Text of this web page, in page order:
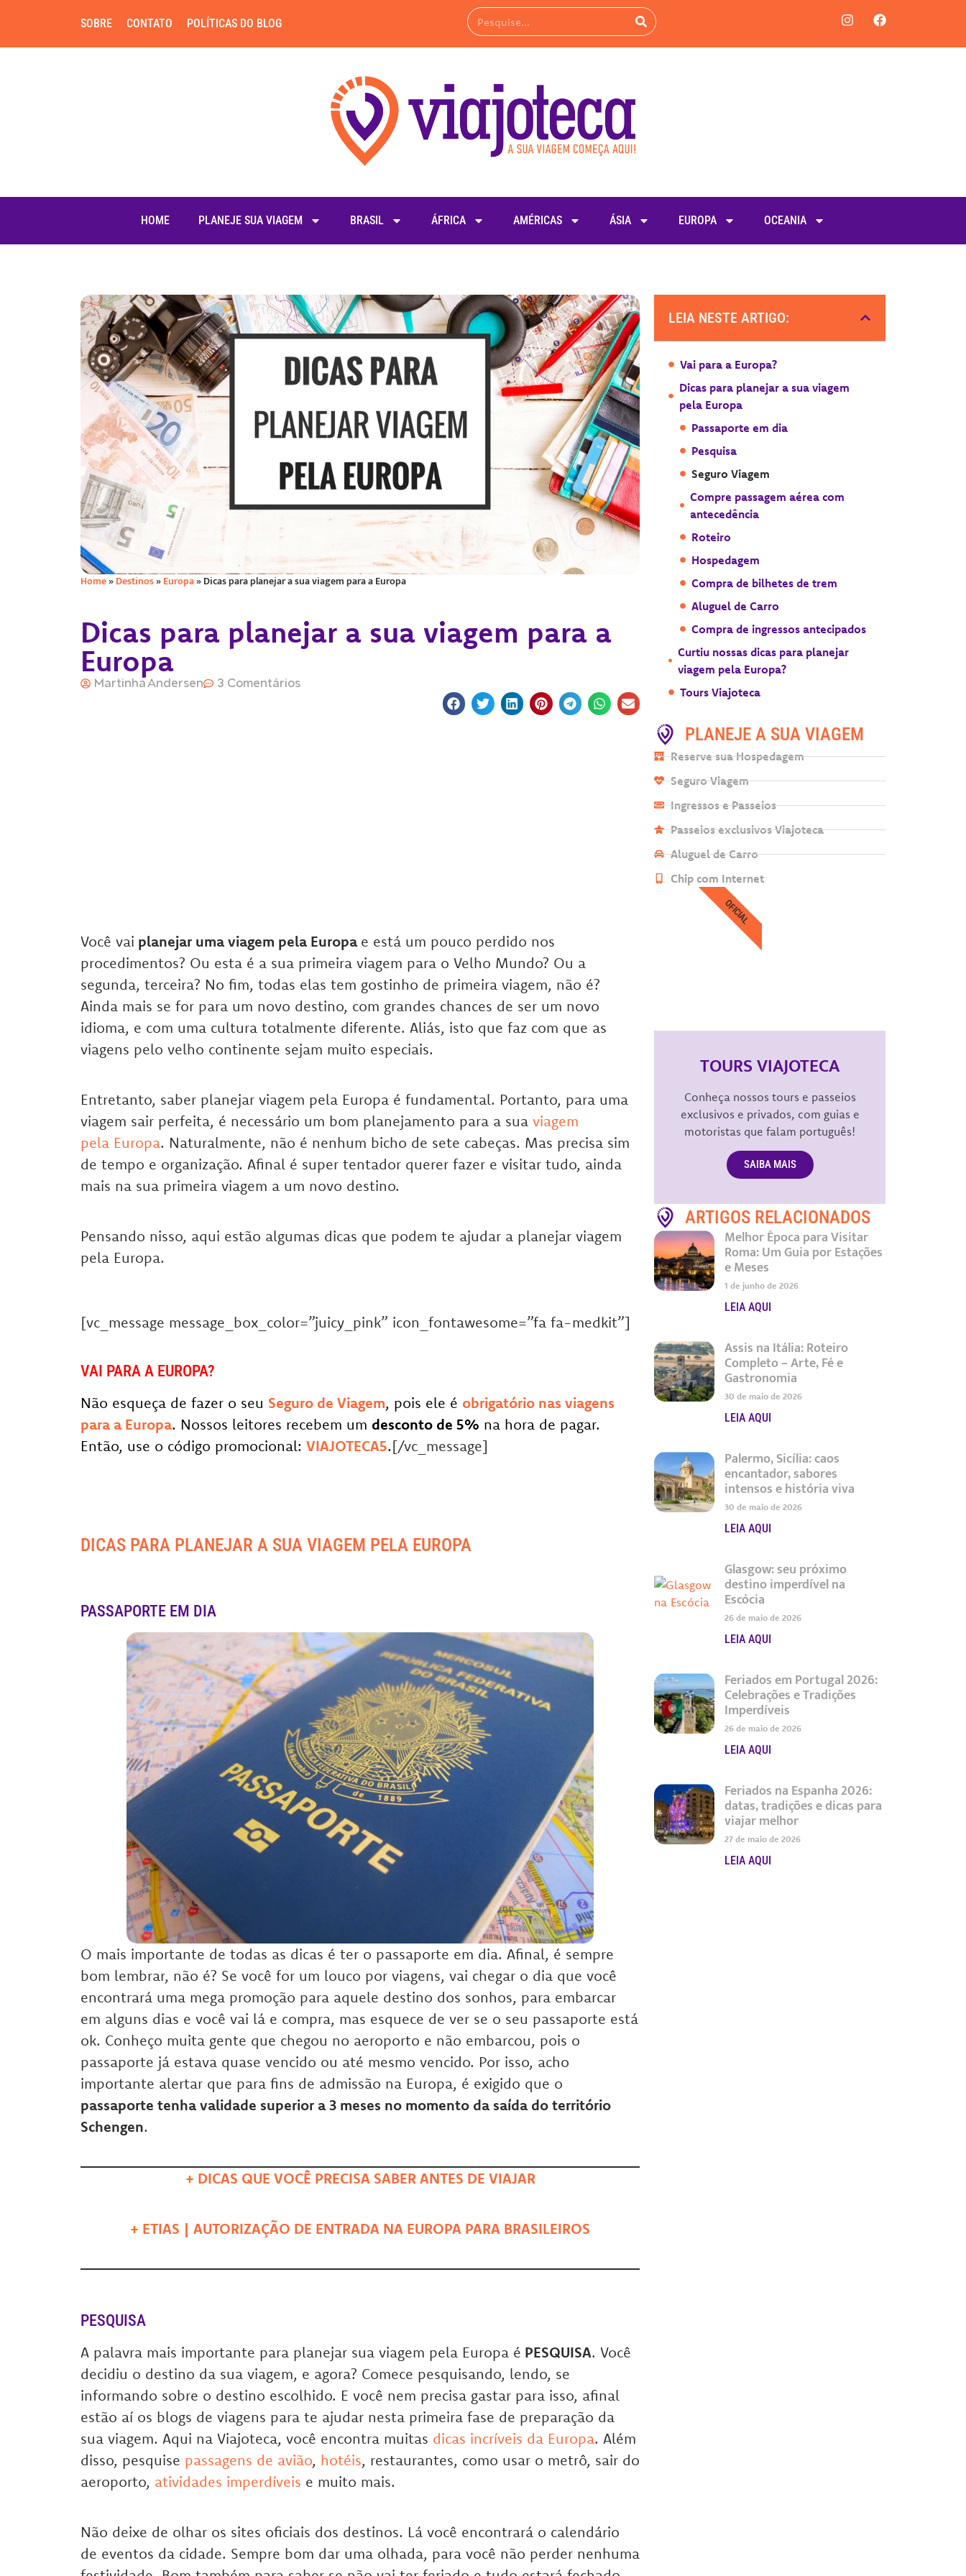
SOBRE CONTATO POLÍTICAS DO BLOG
HOME PLANEJE SUA VIAGEM BRASIL ÁFRICA AMÉRICAS ÁSIA EUROPA OCEANIA
Home»Destinos»Europa»Dicas para planejar a sua viagem para a Europa
Dicas para planejar a sua viagem para a
Europa
Martinha Andersen 3 Comentários
Você vai planejar uma viagem pela Europa e está um pouco perdido nos
procedimentos? Ou esta é a sua primeira viagem para o Velho Mundo? Ou a
segunda, terceira? No fim, todas elas tem gostinho de primeira viagem, não é?
Ainda mais se for para um novo destino, com grandes chances de ser um novo
idioma, e com uma cultura totalmente diferente. Aliás, isto que faz com que as
viagens pelo velho continente sejam muito especiais.
Entretanto, saber planejar viagem pela Europa é fundamental. Portanto, para uma
viagem sair perfeita, é necessário um bom planejamento para a sua viagem
pela Europa. Naturalmente, não é nenhum bicho de sete cabeças. Mas precisa sim
de tempo e organização. Afinal é super tentador querer fazer e visitar tudo, ainda
mais na sua primeira viagem a um novo destino.
Pensando nisso, aqui estão algumas dicas que podem te ajudar a planejar viagem
pela Europa.
[vc_message message_box_color=”juicy_pink” icon_fontawesome=”fa fa-medkit”]
VAI PARA A EUROPA?
Não esqueça de fazer o seu Seguro de Viagem, pois ele é obrigatório nas viagens
para a Europa. Nossos leitores recebem um desconto de 5% na hora de pagar.
Então, use o código promocional: VIAJOTECA5.[/vc_message]
DICAS PARA PLANEJAR A SUA VIAGEM PELA EUROPA
PASSAPORTE EM DIA
O mais importante de todas as dicas é ter o passaporte em dia. Afinal, é sempre
bom lembrar, não é? Se você for um louco por viagens, vai chegar o dia que você
encontrará uma mega promoção para aquele destino dos sonhos, para embarcar
em alguns dias e você vai lá e compra, mas esquece de ver se o seu passaporte está
ok. Conheço muita gente que chegou no aeroporto e não embarcou, pois o
passaporte já estava quase vencido ou até mesmo vencido. Por isso, acho
importante alertar que para fins de admissão na Europa, é exigido que o
passaporte tenha validade superior a 3 meses no momento da saída do território
Schengen.
+ DICAS QUE VOCÊ PRECISA SABER ANTES DE VIAJAR
+ ETIAS | AUTORIZAÇÃO DE ENTRADA NA EUROPA PARA BRASILEIROS
PESQUISA
A palavra mais importante para planejar sua viagem pela Europa é PESQUISA. Você
decidiu o destino da sua viagem, e agora? Comece pesquisando, lendo, se
informando sobre o destino escolhido. E você nem precisa gastar para isso, afinal
estão aí os blogs de viagens para te ajudar nesta primeira fase de preparação da
sua viagem. Aqui na Viajoteca, você encontra muitas dicas incríveis da Europa. Além
disso, pesquise passagens de avião, hotéis, restaurantes, como usar o metrô, sair do
aeroporto, atividades imperdíveis e muito mais.
Não deixe de olhar os sites oficiais dos destinos. Lá você encontrará o calendário
de eventos da cidade. Sempre bom dar uma olhada, para você não perder nenhuma
LEIA NESTE ARTIGO:
Vai para a Europa?
Dicas para planejar a sua viagem
pela Europa
Passaporte em dia
Pesquisa
Seguro Viagem
Compre passagem aérea com
antecedência
Roteiro
Hospedagem
Compra de bilhetes de trem
Aluguel de Carro
Compra de ingressos antecipados
Curtiu nossas dicas para planejar
viagem pela Europa?
Tours Viajoteca
PLANEJE A SUA VIAGEM
Reserve sua Hospedagem
Seguro Viagem
Ingressos e Passeios
Passeios exclusivos Viajoteca
Aluguel de Carro
Chip com Internet
TOURS VIAJOTECA
Conheça nossos tours e passeios
exclusivos e privados, com guias e
motoristas que falam português!
SAIBA MAIS
OFICIAL
ARTIGOS RELACIONADOS
Melhor Época para Visitar
Roma: Um Guia por Estações
e Meses
1 de junho de 2026
LEIA AQUI
Assis na Itália: Roteiro
Completo – Arte, Fé e
Gastronomia
30 de maio de 2026
LEIA AQUI
Palermo, Sicília: caos
encantador, sabores
intensos e história viva
30 de maio de 2026
LEIA AQUI
Glasgow: seu próximo
destino imperdível na
Escócia
26 de maio de 2026
LEIA AQUI
Feriados em Portugal 2026:
Celebrações e Tradições
Imperdíveis
26 de maio de 2026
LEIA AQUI
Feriados na Espanha 2026:
datas, tradições e dicas para
viajar melhor
27 de maio de 2026
LEIA AQUI